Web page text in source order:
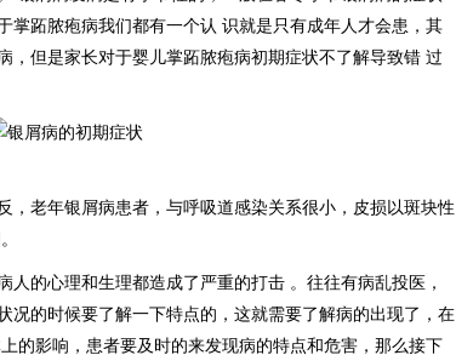
掌跖脓疱病我们都有一个认 识就是只有成年人才会患，其
，但是家长对于婴儿掌跖脓疱病初期症状不了解导致错 过
，老年银屑病患者，与呼吸道感染关系很小，皮损以斑块性
的心理和生理都造成了严重的打击 。往往有病乱投医，
况的时候要了解一下特点的，这就需要了解病的出现了，在
的影响，患者要及时的来发现病的特点和危害，那么接下